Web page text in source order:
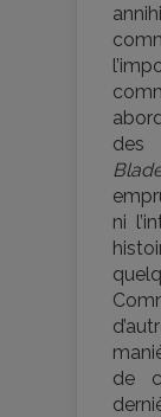
des
ni
de